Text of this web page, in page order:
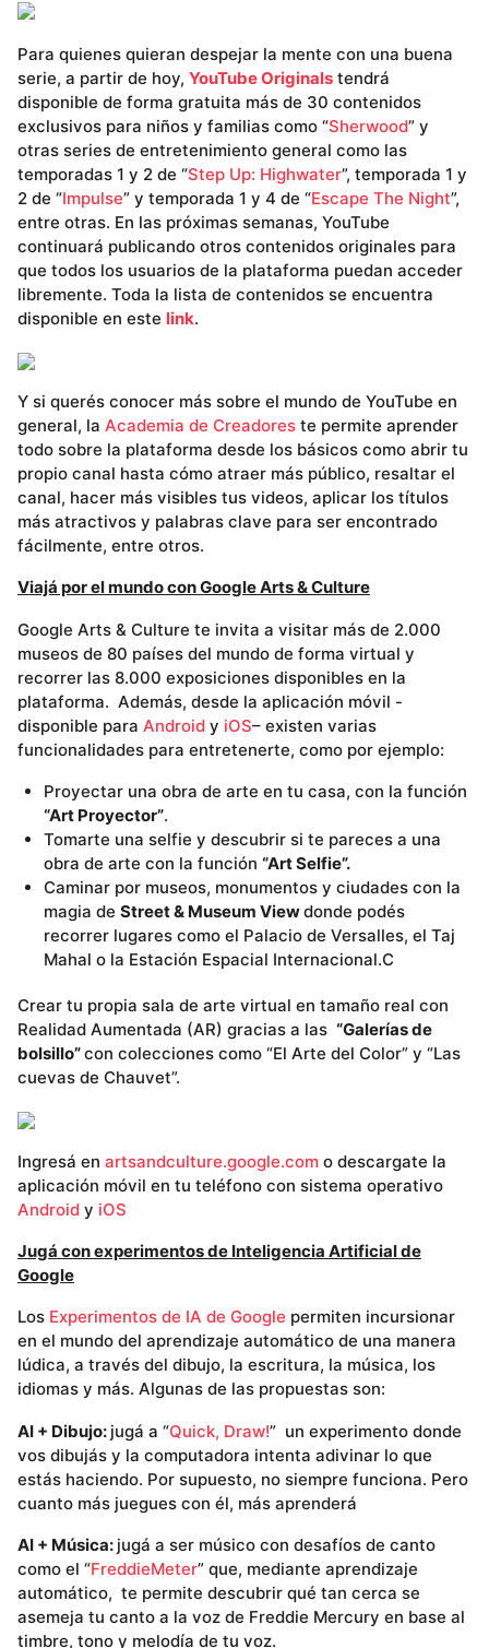
Para quienes quieran despejar la mente con una buena
serie, a partir de hoy, YouTube Originals tendrá
disponible de forma gratuita más de 30 contenidos
exclusivos para niños y familias como “Sherwood” y
otras series de entretenimiento general como las
temporadas 1 y 2 de “Step Up: Highwater”, temporada 1 y
2 de “Impulse” y temporada 1 y 4 de “Escape The Night”,
entre otras. En las próximas semanas, YouTube
continuará publicando otros contenidos originales para
que todos los usuarios de la plataforma puedan acceder
libremente. Toda la lista de contenidos se encuentra
disponible en este link.
Y si querés conocer más sobre el mundo de YouTube en
general, la Academia de Creadores te permite aprender
todo sobre la plataforma desde los básicos como abrir tu
propio canal hasta cómo atraer más público, resaltar el
canal, hacer más visibles tus videos, aplicar los títulos
más atractivos y palabras clave para ser encontrado
fácilmente, entre otros.
Viajá por el mundo con Google Arts & Culture
Google Arts & Culture te invita a visitar más de 2.000
museos de 80 países del mundo de forma virtual y
recorrer las 8.000 exposiciones disponibles en la
plataforma. Además, desde la aplicación móvil -
disponible para Android y iOS– existen varias
funcionalidades para entretenerte, como por ejemplo:
Proyectar una obra de arte en tu casa, con la función
“Art Proyector”.
Tomarte una selfie y descubrir si te pareces a una
obra de arte con la función“Art Selfie”.
Caminar por museos, monumentos y ciudades con la
magia deStreet & Museum Viewdonde podés
recorrer lugares como el Palacio de Versalles, el Taj
Mahal o la Estación Espacial Internacional.C
Crear tu propia sala de arte virtual en tamaño real con
Realidad Aumentada (AR) gracias a las “Galerías de
bolsillo”con colecciones como “El Arte del Color” y “Las
cuevas de Chauvet”.
Ingresá en artsandculture.google.com o descargate la
aplicación móvil en tu teléfono con sistema operativo
Android y iOS
Jugá con experimentos de Inteligencia Artificial de
Google
Los Experimentos de IA de Google permiten incursionar
en el mundo del aprendizaje automático de una manera
lúdica, a través del dibujo, la escritura, la música, los
idiomas y más. Algunas de las propuestas son:
AI + Dibujo: jugá a “Quick, Draw!” un experimento donde
vos dibujás y la computadora intenta adivinar lo que
estás haciendo. Por supuesto, no siempre funciona. Pero
cuanto más juegues con él, más aprenderá
AI + Música: jugá a ser músico con desafíos de canto
como el “FreddieMeter” que, mediante aprendizaje
automático, te permite descubrir qué tan cerca se
asemeja tu canto a la voz de Freddie Mercury en base al
timbre, tono y melodía de tu voz.